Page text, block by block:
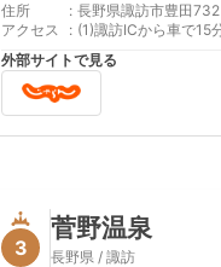
住所 : 長野県諏訪市豊田732
アクセス
:
外部サイトで見る
3
菅野温泉
長野県 / 諏訪